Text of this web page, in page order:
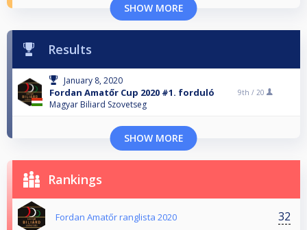
SHOW MORE
Results
January 8, 2020
Fordan Amatőr Cup 2020 #1. forduló
Magyar Biliard Szovetseg
9th / 20
SHOW MORE
Rankings
Fordan Amatőr ranglista 2020 32